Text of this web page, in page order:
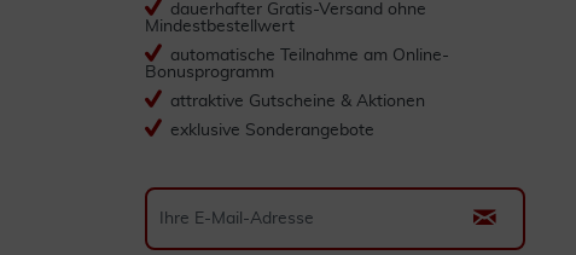
dauerhafter Gratis-Versand ohne
Mindestbestellwert
automatische Teilnahme am Online-
Bonusprogramm
attraktive Gutscheine & Aktionen
exklusive Sonderangebote